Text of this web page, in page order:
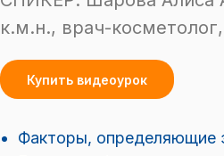
к.м.н., врач-
Купить видеоурок
Факторы, определяющие